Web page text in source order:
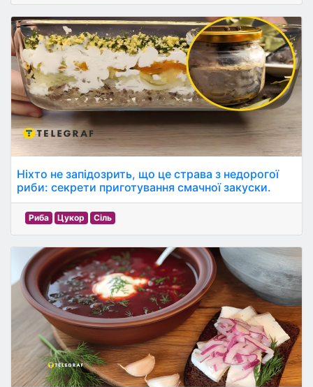
Ніхто не запідозрить, що це страва з недорогої
риби: секрети приготування смачної закуски.
Риба Цукор Сіль